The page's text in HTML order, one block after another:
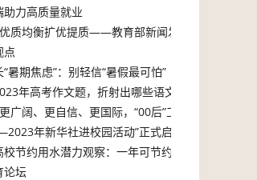
力高质量就业
质均衡扩优提质——教育部新闻发布会介绍有关
点
暑期焦虑”：别轻信“暑假最可怕”
年高考作文题，折射出哪些语文教育新趋势？
广阔、更自信、更国际，“00后”工匠的新选择
年新华社进校园活动”正式启动
节约用水潜力观察：一年可节约20万个“游泳池”
论坛